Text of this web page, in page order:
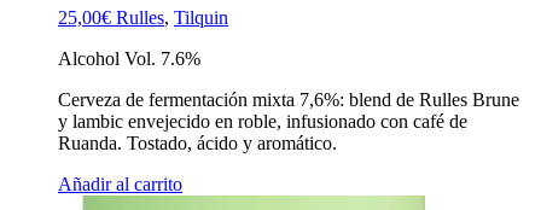
25,00€ Rulles, Tilquin
Alcohol Vol. 7.6%
Cerveza de fermentación mixta 7,6%: blend de Rulles Brune
y lambic envejecido en roble, infusionado con café de
Ruanda. Tostado, ácido y aromático.
Añadir al carrito